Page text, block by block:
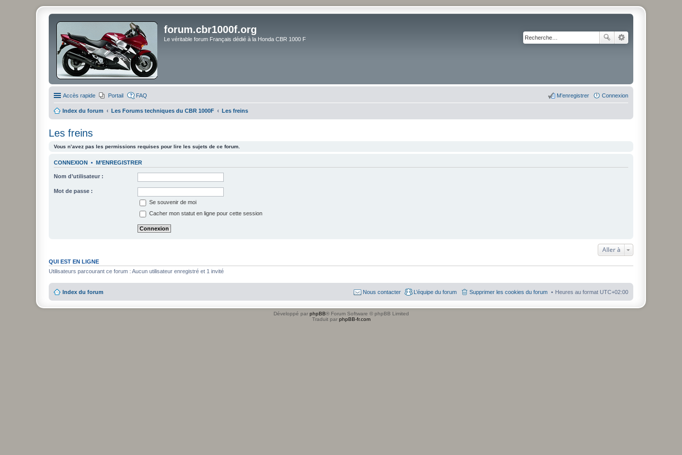
forum.cbr1000f.org
Le véritable forum Français dédié à la Honda CBR 1000 F
Accès rapide Portail FAQ Connexion
M’enregistrer
Index du forum Les Forums techniques du CBR 1000F Les freins
Les freins
Vous n’avez pas les permissions requises pour lire les sujets de ce forum.
CONNEXION • M’ENREGISTRER
Nom d’utilisateur :
Mot de passe :
Se souvenir de moi
Cacher mon statut en ligne pour cette session
Aller à
QUI EST EN LIGNE
Utilisateurs parcourant ce forum : Aucun utilisateur enregistré et 1 invité
Index du forum Heures au format UTC+02:00
Supprimer les cookies du forum
L’équipe du forum
Nous contacter
Développé par phpBB® Forum Software © phpBB Limited
Traduit par phpBB-fr.com